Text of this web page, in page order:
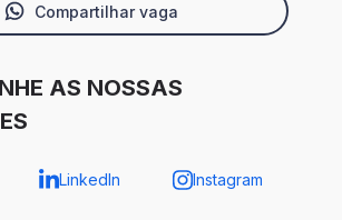
Compartilhar vaga
AS NOSSAS
LinkedIn Instagram